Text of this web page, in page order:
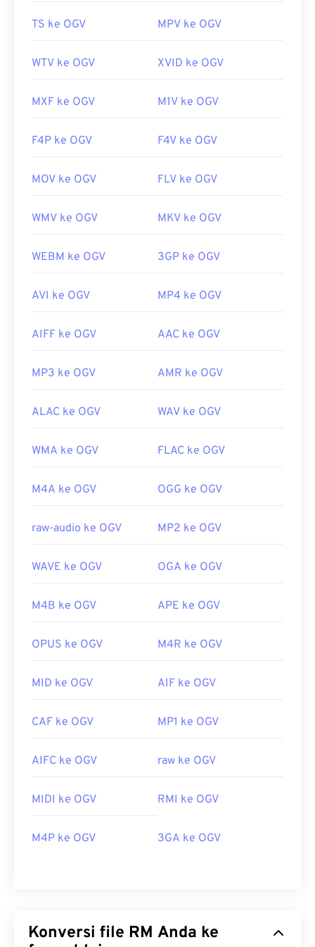
Rilis awal:
https://www.xiph.org/
TS ke OGV MPV ke OGV
WTV ke OGV XVID ke OGV
MXF ke OGV M1V ke OGV
F4P ke OGV F4V ke OGV
MOV ke OGV FLV ke OGV
WMV ke OGV MKV ke OGV
WEBM ke OGV 3GP ke OGV
AVI ke OGV MP4 ke OGV
AIFF ke OGV AAC ke OGV
MP3 ke OGV AMR ke OGV
ALAC ke OGV WAV ke OGV
WMA ke OGV FLAC ke OGV
M4A ke OGV OGG ke OGV
raw-audio ke OGV MP2 ke OGV
WAVE ke OGV OGA ke OGV
M4B ke OGV APE ke OGV
OPUS ke OGV M4R ke OGV
MID ke OGV AIF ke OGV
CAF ke OGV MP1 ke OGV
AIFC ke OGV raw ke OGV
MIDI ke OGV RMI ke OGV
M4P ke OGV 3GA ke OGV
Konversi file RM Anda ke